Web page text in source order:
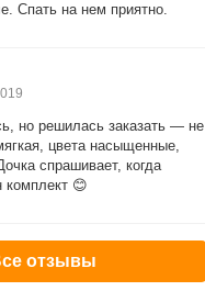
Спать на нем приятно.
но решилась заказать — не
цвета насыщенные,
спрашивает, когда
😊
отзывы